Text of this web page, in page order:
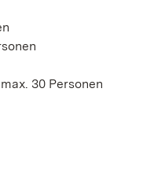
30 Personen